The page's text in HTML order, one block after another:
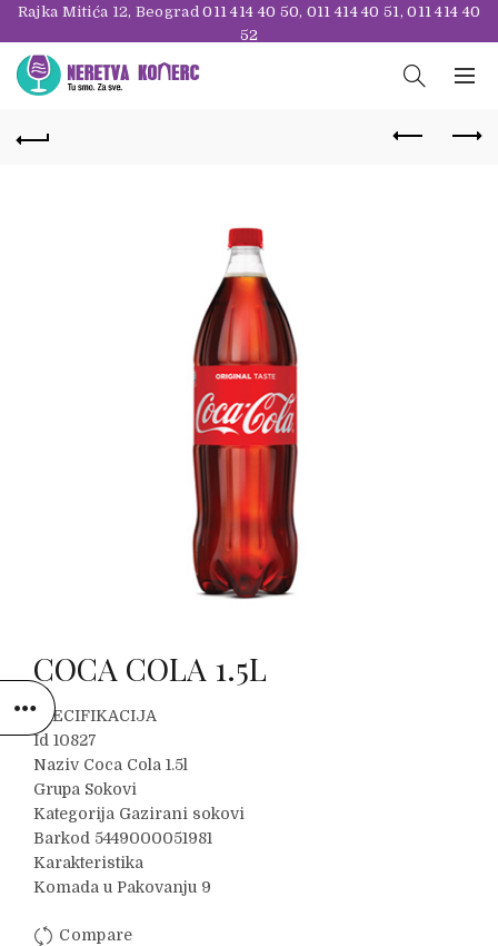
Rajka Mitića 12, Beograd011 414 40 50, 011 414 40 51,011 414 40
52
COCA COLA 1.5L
SPECIFIKACIJA
Id 10827
Naziv Coca Cola 1.5l
Grupa Sokovi
Kategorija Gazirani sokovi
Barkod 5449000051981
Karakteristika
Komada u Pakovanju 9
Compare